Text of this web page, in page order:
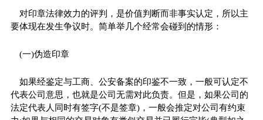
对印章法律效力的评判，是价值判断而非事实认定，所以主
要体现在发生争议时。简单举几个经常会碰到的情形：
(一)伪造印章
如果经鉴定与工商、公安备案的印鉴不一致，一般可认定不
代表公司意思，也就是公司无需对此负责。但是，如果公司的
法定代表人同时有签字(不是签章)，一般会推定对公司有约束